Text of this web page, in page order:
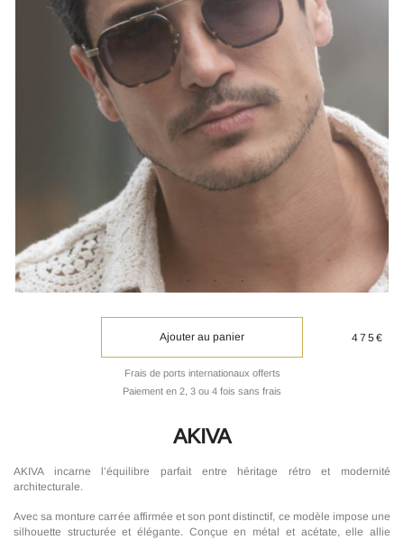
Ajouter au panier
Frais de ports internationaux offerts
Paiement en 2, 3 ou 4 fois sans frais
475€
AKIVA
AKIVA incarne l’équilibre parfait entre héritage rétro et modernité
architecturale.
Avec sa monture carrée affirmée et son pont distinctif, ce modèle impose une
silhouette structurée et élégante. Conçue en métal et acétate, elle allie